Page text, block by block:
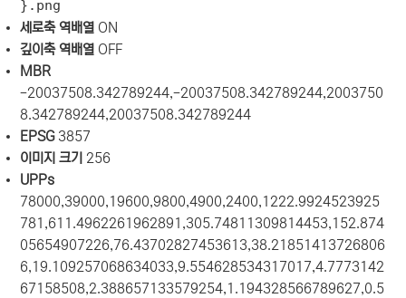
}.png
세로축 역배열 ON
깊이축 역배열 OFF
MBR
-20037508.342789244,-20037508.342789244,2003750
8.342789244,20037508.342789244
EPSG3857
이미지 크기 256
UPPs
78000,39000,19600,9800,4900,2400,1222.9924523925
781,611.4962261962891,305.74811309814453,152.874
05654907226,76.43702827453613,38.21851413726806
6,19.109257068634033,9.554628534317017,4.7773142
67158508,2.388657133579254,1.194328566789627,0.5